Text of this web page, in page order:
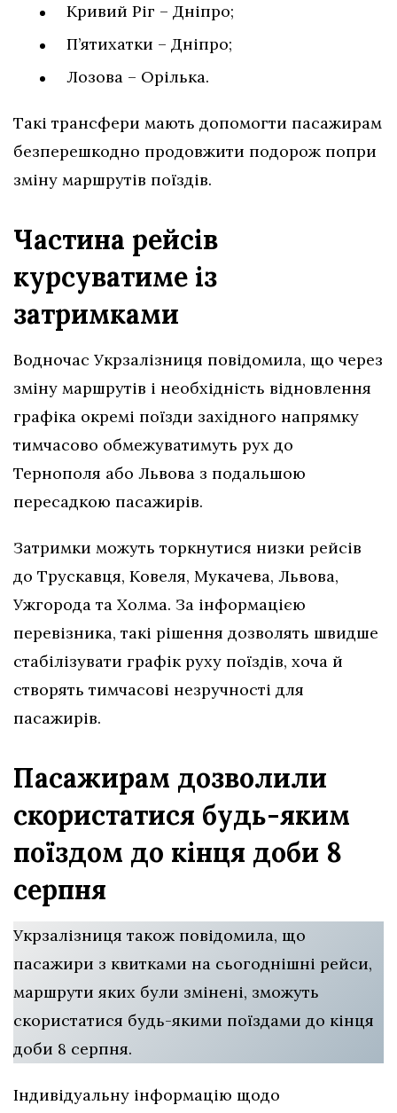
Кривий Ріг – Дніпро;
П’ятихатки – Дніпро;
Лозова – Орілька.
Такі трансфери мають допомогти пасажирам
безперешкодно продовжити подорож попри
зміну маршрутів поїздів.
Частина рейсів
курсуватиме із
затримками
Водночас Укрзалізниця повідомила, що через
зміну маршрутів і необхідність відновлення
графіка окремі поїзди західного напрямку
тимчасово обмежуватимуть рух до
Тернополя або Львова з подальшою
пересадкою пасажирів.
Затримки можуть торкнутися низки рейсів
до Трускавця, Ковеля, Мукачева, Львова,
Ужгорода та Холма. За інформацією
перевізника, такі рішення дозволять швидше
стабілізувати графік руху поїздів, хоча й
створять тимчасові незручності для
пасажирів.
Пасажирам дозволили
скористатися будь-яким
поїздом до кінця доби 8
серпня
Укрзалізниця також повідомила, що
пасажири з квитками на сьогоднішні рейси,
маршрути яких були змінені, зможуть
скористатися будь-якими поїздами до кінця
доби 8 серпня.
Індивідуальну інформацію щодо